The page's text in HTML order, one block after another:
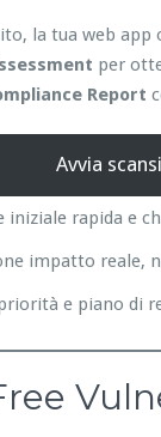
la tua web
per
Report
Avvia
iniziale rapida e
impatto reale,
e piano di